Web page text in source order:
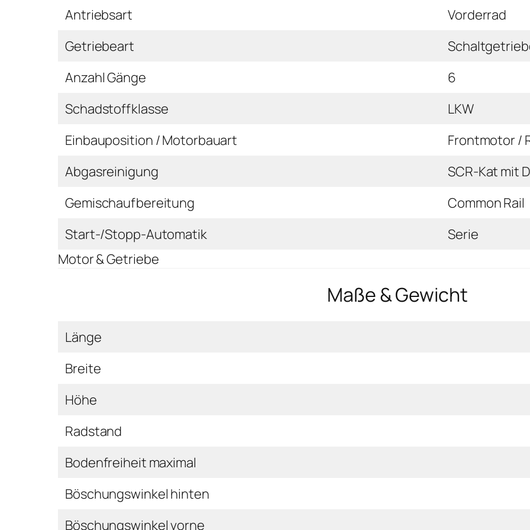
Antriebsart
Vorderrad
Getriebeart
Anzahl Gänge
6
Schadstoffklasse
LKW
Einbauposition / Motorbauart
Frontmotor /
Abgasreinigung
SCR-Kat mit
Gemischaufbereitung
Common Rail
Start-/Stopp-Automatik
Serie
Motor & Getriebe
Maße & Gewicht
Länge
Breite
Höhe
Radstand
Bodenfreiheit maximal
Böschungswinkel hinten
Böschungswinkel vorne